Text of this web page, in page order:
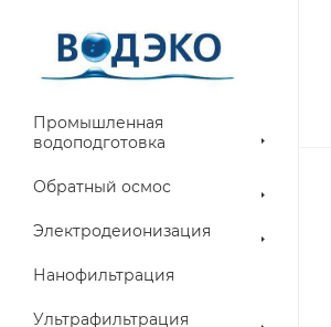
Промышленная
водоподготовка
Обратный осмос
Электродеионизация
Нанофильтрация
Ультрафильтрация